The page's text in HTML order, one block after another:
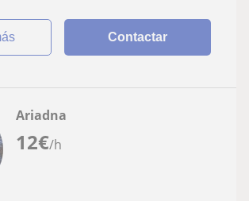
Contactar
12€/h
Ariadna